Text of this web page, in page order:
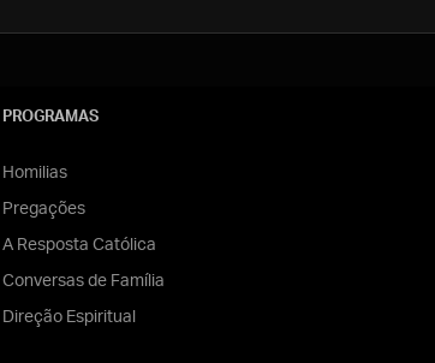
PROGRAMAS
Homilias
Pregações
A Resposta Católica
Conversas de Família
Direção Espiritual